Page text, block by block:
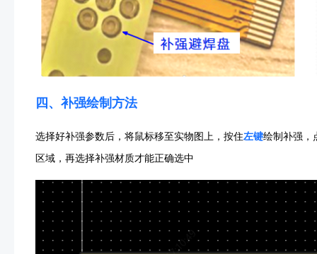
四、补强绘制方法
选择好补强参数后，将鼠标移至实物图上，按住左键绘制补强，
区域，再选择补强材质才能正确选中